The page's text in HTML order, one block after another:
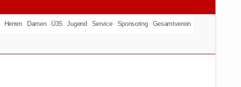
Herren Damen Ü35 Jugend Service Sponsoring Gesamtverein